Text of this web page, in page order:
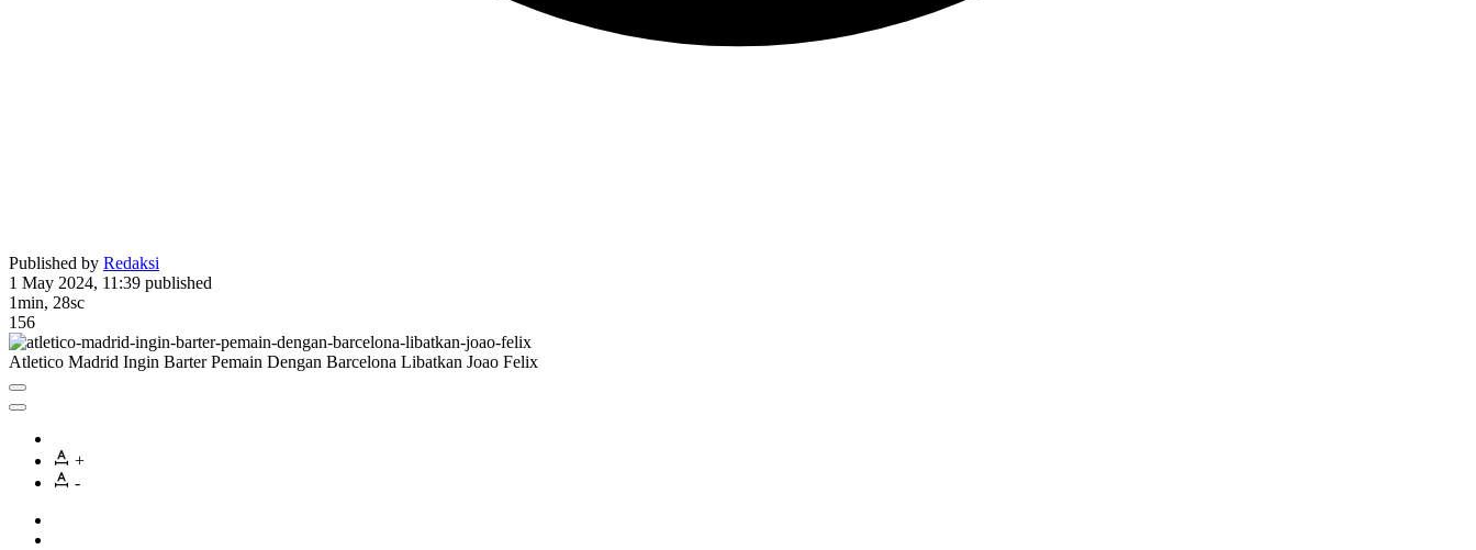
Published by Redaksi
1 May 2024, 11:39 published
1min, 28sc
156
Atletico Madrid Ingin Barter Pemain Dengan Barcelona Libatkan Joao Felix
+
-